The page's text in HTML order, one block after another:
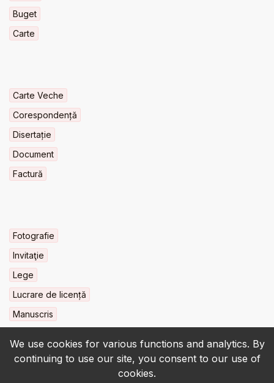
We use cookies for various functions and analytics. By
continuing to use our site, you consent to our use of
cookies.
Buget
Carte
Carte Veche
Corespondență
Disertație
Document
Factură
Fotografie
Invitaţie
Lege
Lucrare de licență
Manuscris